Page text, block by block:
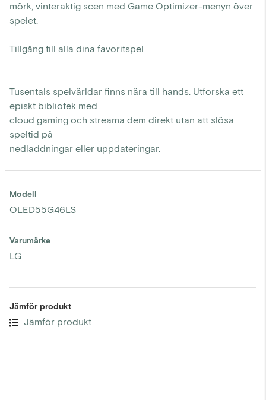
mörk, vinteraktig scen med Game Optimizer-menyn över
spelet.
Tillgång till alla dina favoritspel
Tusentals spelvärldar finns nära till hands. Utforska ett
episkt bibliotek med
cloud gaming och streama dem direkt utan att slösa
speltid på
nedladdningar eller uppdateringar.
Modell
OLED55G46LS
Varumärke
LG
Jämför produkt
Jämför produkt